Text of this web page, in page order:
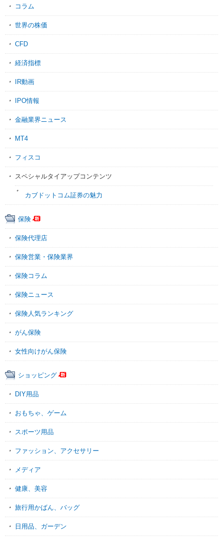
コラム
世界の株価
CFD
経済指標
IR動画
IPO情報
金融業界ニュース
MT4
フィスコ
スペシャルタイアップコンテンツ
カブドットコム証券の魅力
保険
保険代理店
保険営業・保険業界
保険コラム
保険ニュース
保険人気ランキング
がん保険
女性向けがん保険
ショッピング
DIY用品
おもちゃ、ゲーム
スポーツ用品
ファッション、アクセサリー
メディア
健康、美容
旅行用かばん、バッグ
日用品、ガーデン